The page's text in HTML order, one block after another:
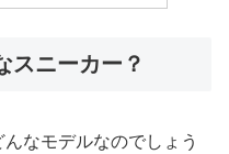
スニーカー？
なモデルなのでしょう